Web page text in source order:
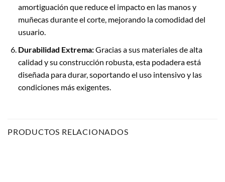
amortiguación que reduce el impacto en las manos y
muñecas durante el corte, mejorando la comodidad del
usuario.
Durabilidad Extrema:Gracias a sus materiales de alta
calidad y su construcción robusta, esta podadera está
diseñada para durar, soportando el uso intensivo y las
condiciones más exigentes.
PRODUCTOS RELACIONADOS